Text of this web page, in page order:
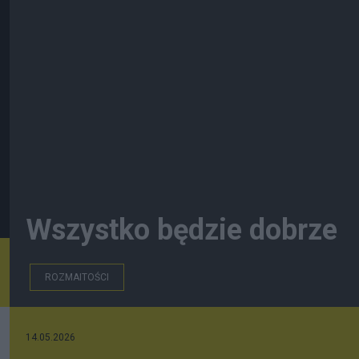
Wszystko będzie dobrze
ROZMAITOŚCI
14.05.2026